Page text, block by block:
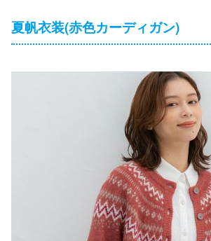
夏帆衣装(赤色カーディガン)